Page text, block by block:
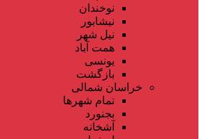
نوخندان
نیشابور
نیل شهر
همت آباد
یونسی
بازگشت
خراسان شمالی
تمام شهر‌ها
بجنورد
آشخانه